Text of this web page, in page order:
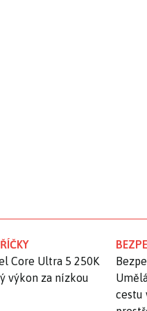
Core Ultra 5 250K
výkon za nízkou
cestu